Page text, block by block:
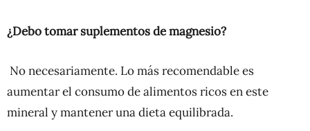
¿Debo tomar suplementos de magnesio?
No necesariamente. Lo más recomendable es
aumentar el consumo de alimentos ricos en este
mineral y mantener una dieta equilibrada.